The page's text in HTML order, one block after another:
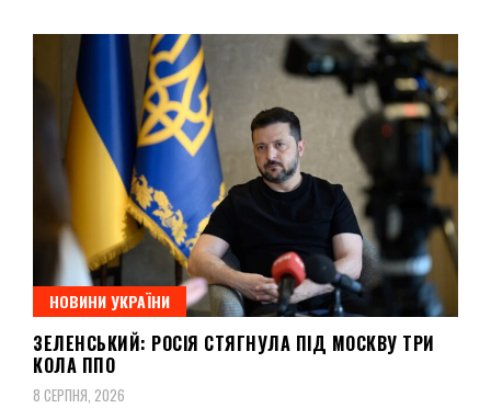
НОВИНИ УКРАЇНИ
ЗЕЛЕНСЬКИЙ: РОСІЯ СТЯГНУЛА ПІД МОСКВУ ТРИ
КОЛА ППО
8 СЕРПНЯ, 2026